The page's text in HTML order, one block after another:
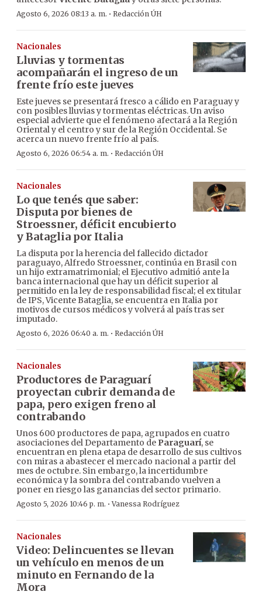
Agosto 6, 2026 08:13 a. m. · Redacción ÚH
Nacionales
Lluvias y tormentas
acompañarán el ingreso de un
frente frío este jueves
Este jueves se presentará fresco a cálido en Paraguay y
con posibles lluvias y tormentas eléctricas. Un aviso
especial advierte que el fenómeno afectará a la Región
Oriental y el centro y sur de la Región Occidental. Se
acerca un nuevo frente frío al país.
Agosto 6, 2026 06:54 a. m. · Redacción ÚH
Nacionales
Lo que tenés que saber:
Disputa por bienes de
Stroessner, déficit encubierto
y Bataglia por Italia
La disputa por la herencia del fallecido dictador
paraguayo, Alfredo Stroessner, continúa en Brasil con
un hijo extramatrimonial; el Ejecutivo admitió ante la
banca internacional que hay un déficit superior al
permitido en la ley de responsabilidad fiscal; el ex titular
de IPS, Vicente Bataglia, se encuentra en Italia por
motivos de cursos médicos y volverá al país tras ser
imputado.
Agosto 6, 2026 06:40 a. m. · Redacción ÚH
Nacionales
Productores de Paraguarí
proyectan cubrir demanda de
papa, pero exigen freno al
contrabando
Unos 600 productores de papa, agrupados en cuatro
asociaciones del Departamento de Paraguarí, se
encuentran en plena etapa de desarrollo de sus cultivos
con miras a abastecer el mercado nacional a partir del
mes de octubre. Sin embargo, la incertidumbre
económica y la sombra del contrabando vuelven a
poner en riesgo las ganancias del sector primario.
Agosto 5, 2026 10:46 p. m. ·Vanessa Rodríguez
Nacionales
Video: Delincuentes se llevan
un vehículo en menos de un
minuto en Fernando de la
Mora